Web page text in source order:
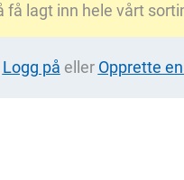
få lagt inn hele vårt
Logg på eller Opprette